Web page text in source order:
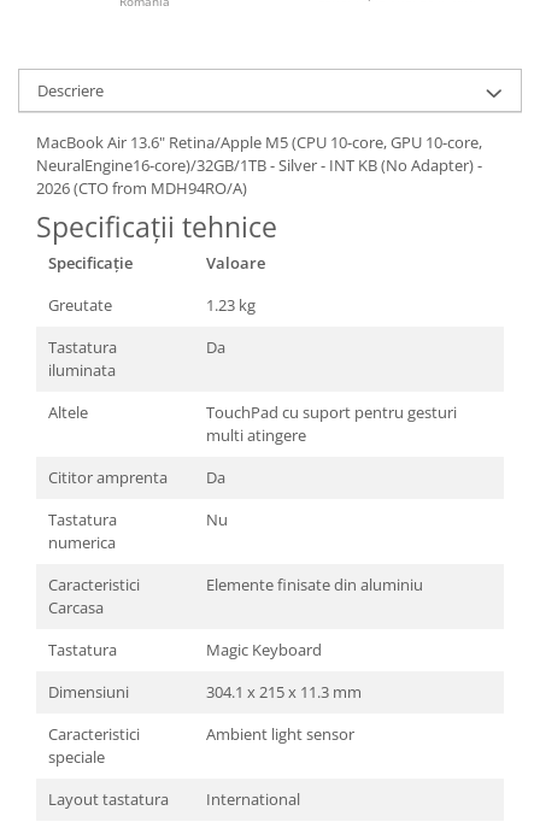
Descriere
MacBook Air 13.6" Retina/Apple M5 (CPU 10-core, GPU 10-core,
NeuralEngine16-core)/32GB/1TB - Silver - INT KB (No Adapter) -
2026 (CTO from MDH94RO/A)
Specificații tehnice
Specificație
Valoare
Greutate
1.23 kg
Tastatura
iluminata
Da
Altele
TouchPad cu suport pentru gesturi
multi atingere
Cititor amprenta
Da
Tastatura
numerica
Nu
Caracteristici
Carcasa
Elemente finisate din aluminiu
Tastatura
Magic Keyboard
Dimensiuni
304.1 x 215 x 11.3 mm
Caracteristici
speciale
Ambient light sensor
Layout tastatura
International